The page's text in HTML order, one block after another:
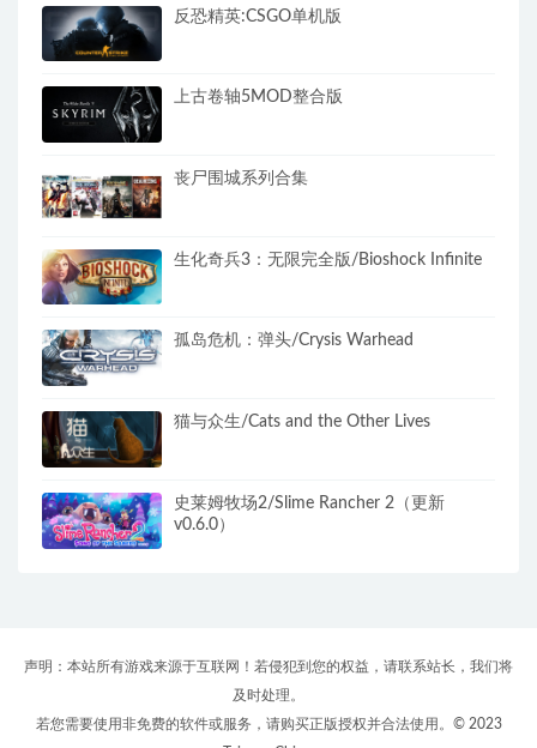
反恐精英:CSGO单机版
上古卷轴5MOD整合版
丧尸围城系列合集
生化奇兵3：无限完全版/Bioshock Infinite
孤岛危机：弹头/Crysis Warhead
猫与众生/Cats and the Other Lives
史莱姆牧场2/Slime Rancher 2（更新
v0.6.0）
声明：本站所有游戏来源于互联网！若侵犯到您的权益，请联系站长，我们将
及时处理。
若您需要使用非免费的软件或服务，请购买正版授权并合法使用。© 2023